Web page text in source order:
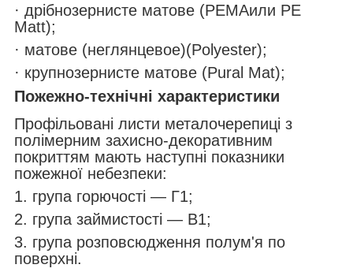
· дрібнозернисте матове (РЕМАили PE
Matt);
· матове (неглянцевое)(Polyester);
· крупнозернисте матове (Pural Mat);
Пожежно-технічні характеристики
Профільовані листи металочерепиці з
полімерним захисно-декоративним
покриттям мають наступні показники
пожежної небезпеки:
1. група горючості — Г1;
2. група займистості — В1;
3. група розповсюдження полум'я по
поверхні.